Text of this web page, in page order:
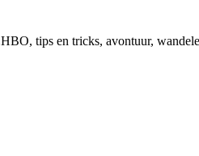
tips en tricks, avontuur,